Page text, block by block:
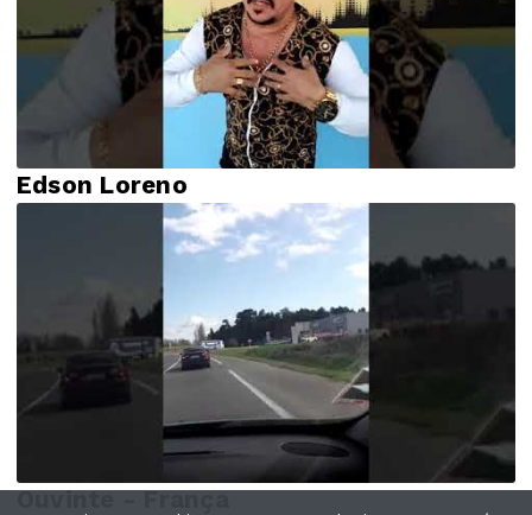
Edson Loreno
Ouvinte - França